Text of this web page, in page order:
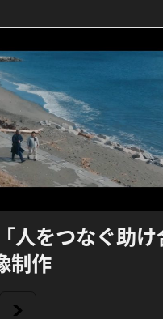
人をつなぐ助け
制作